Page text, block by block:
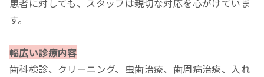
す。
幅広い診療内容
歯科検診、クリーニング、虫歯治療、歯周病治療、入れ